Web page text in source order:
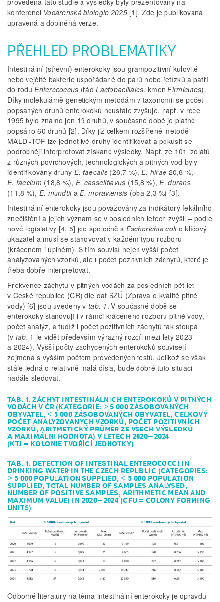
provedena tato studie a výsledky byly prezentovány na
konferenci Vodárenská biologie 2025[1]. Zde je publikována
upravená a doplněná verze.
PŘEHLED PROBLEMATIKY
Intestinální (střevní) enterokoky jsou grampozitivní kulovité
nebo vejčité bakterie uspořádané do párů nebo řetízků a patří
do roduEnterococcus (řádLactobacillales, kmenFirmicutes).
Díky molekulárně genetickým metodám v taxonomii se počet
popsaných druhů enterokoků neustále zvyšuje, např. v roce
1995 bylo známo jen 19 druhů, v současné době je platně
popsáno 60 druhů [2]. Díky již celkem rozšířené metodě
MALDI-TOF lze jednotlivé druhy identifikovat a pokusit se
podrobněji interpretovat získané výsledky. Např. ze 101 izolátů
z různých povrchových, technologických a pitných vod byly
identifikovány druhy E. faecalis(26,7 %),E. hirae 20,8 %,
E. faecium(18,8 %), E. casseliflavus (15,8 %),E. durans
(11,8 %), E. mundtiiaE. moraviensis (oba 2,3 %) [3].
Intestinální enterokoky jsou považovány za indikátory fekálního
znečištění a jejich význam se v posledních letech zvýšil – podle
nové legislativy [4, 5] jde společně s Escherichia colio klíčový
ukazatel a musí se stanovovat v každém typu rozboru
(kráceném i úplném). S tím souvisí nejen vyšší počet
analyzovaných vzorků, ale i počet pozitivních záchytů, které je
třeba dobře interpretovat.
Frekvence záchytu v pitných vodách za posledních pět let
v České republice (ČR) dle dat SZÚ (Zpráva o kvalitě pitné
vody) [6] jsou uvedeny v tab. 1. V současné době se
enterokoky stanovují i v rámci kráceného rozboru pitné vody,
počet analýz, a tudíž i počet pozitivních záchytů tak stoupá
(v tab. 1 je vidět především výrazný rozdíl mezi lety 2023
a 2024). Vyšší počty zachycených enterokoků souvisejí
zejména s vyšším počtem provedených testů. Jelikož se však
stále jedná o relativně malá čísla, bude dobré tuto situaci
nadále sledovat.
TAB. 1. ZÁCHYT INTESTINÁLNÍCH ENTEROKOKŮ V PITNÝCH
VODÁCH V ČR (KATEGORIE: > 5 000 ZÁSOBOVANÝCH
OBYVATEL, < 5 000 ZÁSOBOVANÝCH OBYVATEL, CELKOVÝ
POČET ANALYZOVANÝCH VZORKŮ, POČET POZITIVNÍCH
VZORKŮ, ARITMETICKÝ PRŮMĚR ZE VŠECH VÝSLEDKŮ
A MAXIMÁLNÍ HODNOTA) V LETECH 2020–2024
(KTJ = KOLONIE TVOŘÍCÍ JEDNOTKY)
TAB. 1. DETECTION OF INTESTINAL ENTEROCOCCI IN
DRINKING WATER IN THE CZECH REPUBLIC (CATEGORIES:
> 5 000 POPULATION SUPPLIED, < 5 000 POPULATION
SUPPLIED, TOTAL NUMBER OF SAMPLES ANALYSED,
NUMBER OF POSITIVE SAMPLES, ARITHMETIC MEAN AND
MAXIMUM VALUE) IN 2020–2024 (CFU = COLONY FORMING
UNITS)
Odborné literatury na téma intestinální enterokoky je opravdu